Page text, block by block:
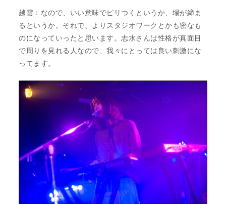
越雲：なので、いい意味でピリつくというか、場が締ま
るというか。それで、よりスタジオワークとかも密なも
のになっていったと思います。志水さんは性格が真面目
で周りを見れる人なので、我々にとっては良い刺激にな
ってます。